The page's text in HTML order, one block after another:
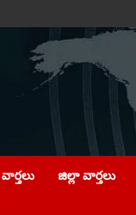
జిల్లా వార్తలు